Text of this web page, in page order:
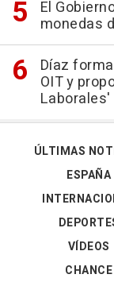
El
monedas
Díaz
OIT y
Laborales'
ÚLTIMAS
ESPAÑA
VÍDEOS
CHANCE